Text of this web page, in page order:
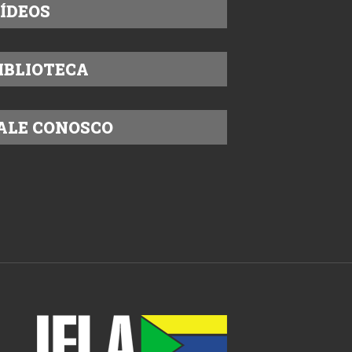
CONOSCO